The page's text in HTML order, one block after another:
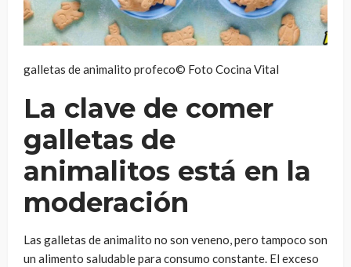
galletas de animalito profeco© Foto Cocina Vital
La clave de comer
galletas de
animalitos está en la
moderación
Las galletas de animalito no son veneno, pero tampoco son
un alimento saludable para consumo constante. El exceso